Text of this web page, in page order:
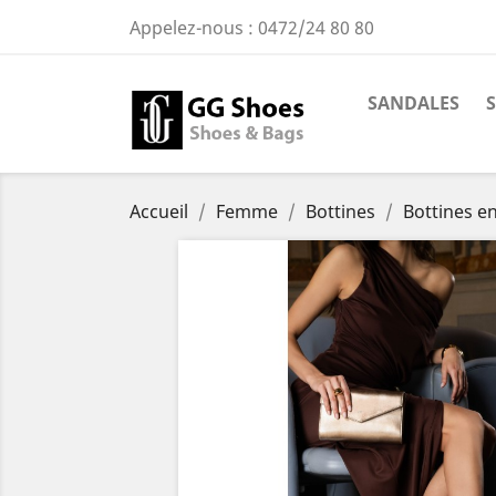
Appelez-nous : 0472/24 80 80
SANDALES
Accueil Femme Bottines Bottines